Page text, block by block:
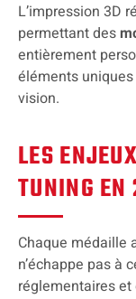
L’impression 3D
permettant des
entièrement
éléments
vision.
LES
TUNING
Chaque médaille
n’échappe pas à
réglementaires